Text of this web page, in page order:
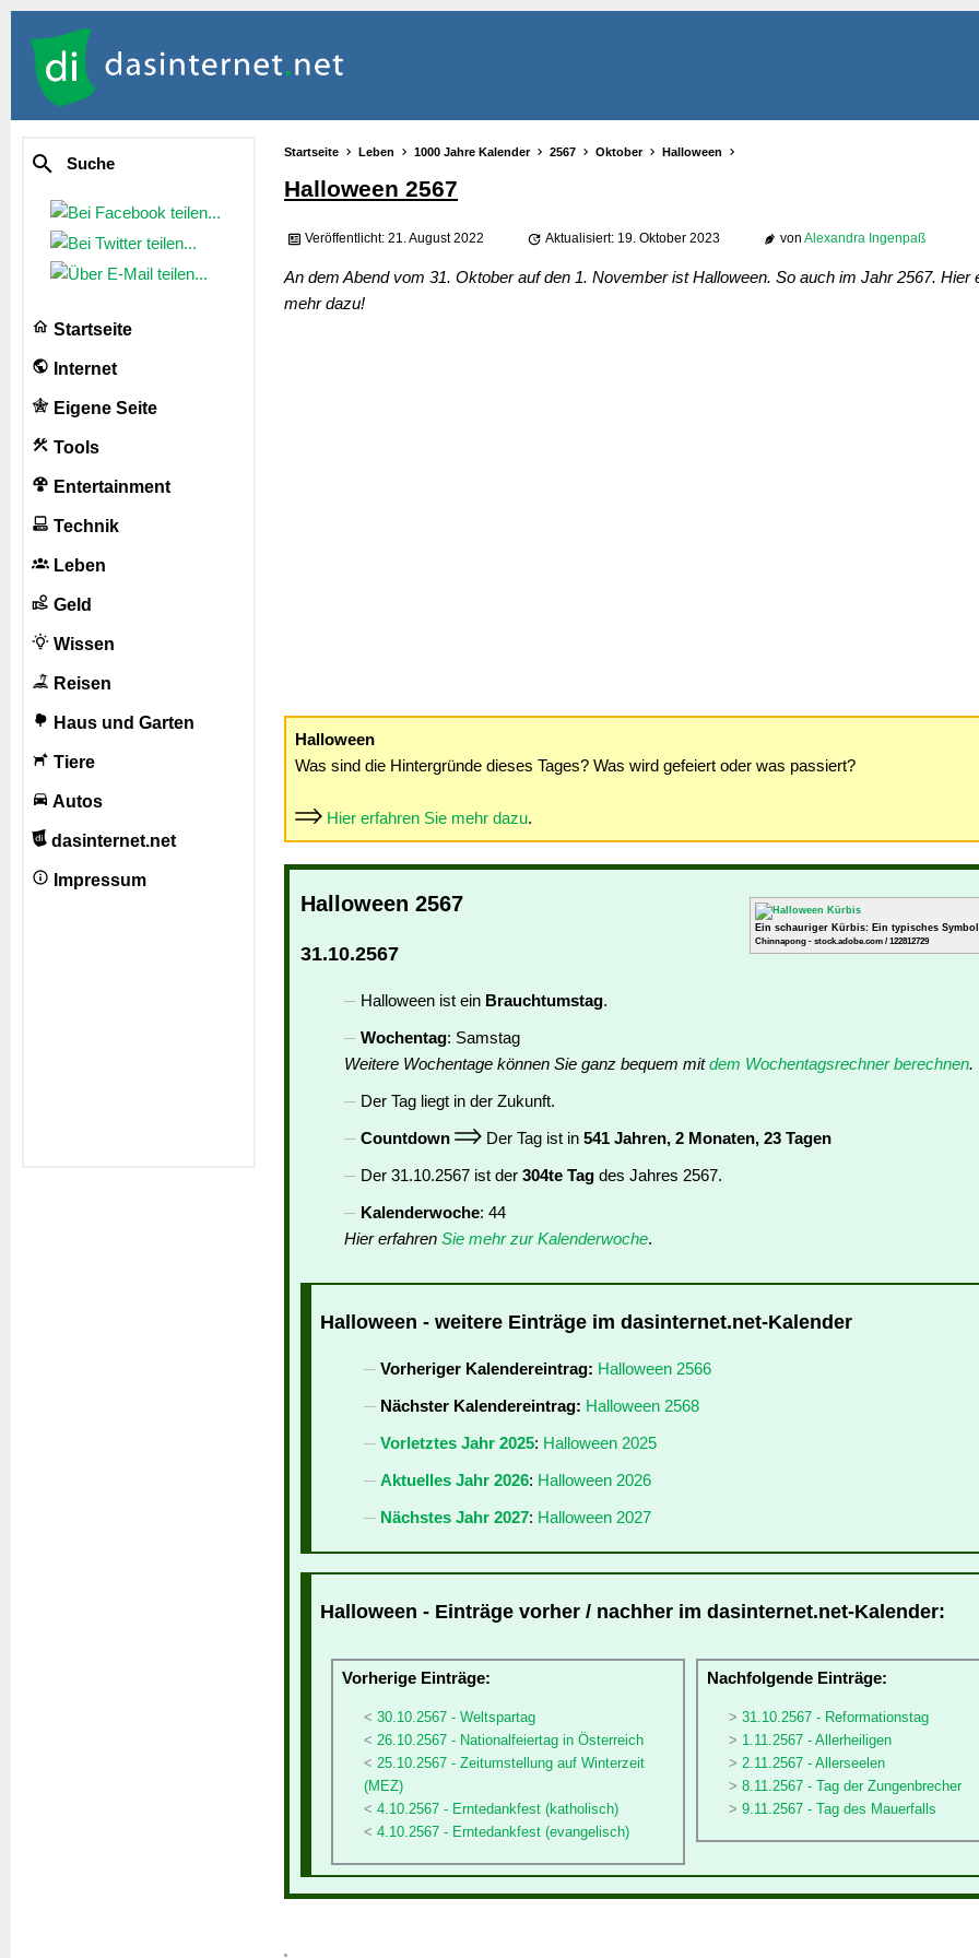
Suche
Startseite
Internet
Eigene Seite
Tools
Entertainment
Technik
Leben
Geld
Wissen
Reisen
Haus und Garten
Tiere
Autos
dasinternet.net
Impressum
Startseite Leben 1000 Jahre Kalender 2567 Oktober Halloween
Halloween 2567
Veröffentlicht: 21. August 2022 Aktualisiert: 19. Oktober 2023 von Alexandra Ingenpaß
An dem Abend vom 31. Oktober auf den 1. November ist Halloween. So auch im Jahr 2567. Hier
mehr dazu!
Halloween
Was sind die Hintergründe dieses Tages? Was wird gefeiert oder was passiert?
Hier erfahren Sie mehr dazu.
Ein schauriger Kürbis: Ein typisches
Chinnapong - stock.adobe.com / 122812729
Halloween 2567
31.10.2567
Halloween ist ein Brauchtumstag.
Wochentag: Samstag
Weitere Wochentage können Sie ganz bequem mitdem Wochentagsrechner berechnen.
Der Tag liegt in der Zukunft.
Countdown
Der Tag ist in 541 Jahren, 2 Monaten, 23 Tagen
Der 31.10.2567 ist der 304te Tag des Jahres 2567.
Kalenderwoche: 44
Hier erfahren Sie mehr zur Kalenderwoche.
Halloween - weitere Einträge im dasinternet.net-Kalender
Vorheriger Kalendereintrag: Halloween 2566
Nächster Kalendereintrag: Halloween 2568
Vorletztes Jahr 2025: Halloween 2025
Aktuelles Jahr 2026: Halloween 2026
Nächstes Jahr 2027: Halloween 2027
Halloween - Einträge vorher / nachher im dasinternet.net-Kalender:
Vorherige Einträge:
30.10.2567 - Weltspartag
26.10.2567 - Nationalfeiertag in Österreich
25.10.2567 - Zeitumstellung auf Winterzeit
(MEZ)
4.10.2567 - Erntedankfest (katholisch)
4.10.2567 - Erntedankfest (evangelisch)
Nachfolgende Einträge:
31.10.2567 - Reformationstag
1.11.2567 - Allerheiligen
2.11.2567 - Allerseelen
8.11.2567 - Tag der Zungenbrecher
9.11.2567 - Tag des Mauerfalls